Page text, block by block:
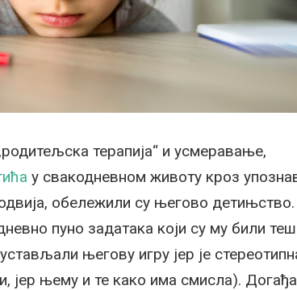
терапија“ и усмеравање,
у свакодневном животу кроз
обележили су његово
пуно задатака који су му били
његову игру јер је
јер њему и те како има смисла).